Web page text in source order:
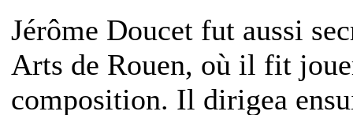
Jérôme Doucet fut aussi
Arts de Rouen, où il fit
composition. Il dirigea